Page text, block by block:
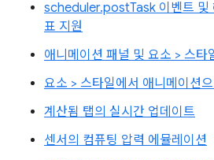
scheduler.postTask 이벤트 및
표 지원
애니메이션 패널 및 요소 > 스타
요소 > 스타일에서 애니메이션
계산됨 탭의 실시간 업데이트
센서의 컴퓨팅 압력 에뮬레이션